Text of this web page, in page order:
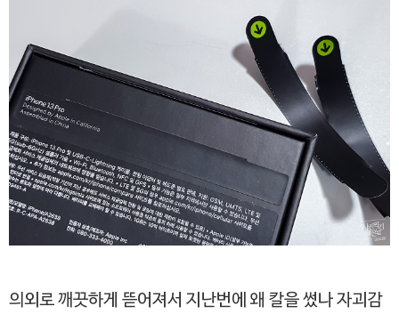
의외로 깨끗하게 뜯어져서 지난번에 왜 칼을 썼나 자괴감